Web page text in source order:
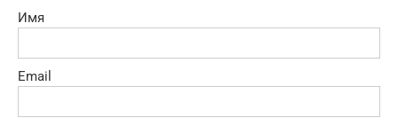
Имя
Email